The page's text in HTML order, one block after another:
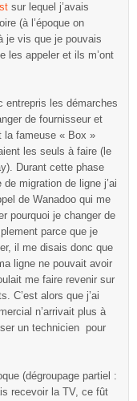
sur lequel j’avais
(à l’époque on
je vis que je pouvais
les appeler et ils m’ont
entrepris les démarches
de fournisseur et
la fameuse « Box »
les seuls à faire (le
Durant cette phase
de migration de ligne j’ai
de Wanadoo qui me
pourquoi je changer de
parce que je
il me disais donc que
ligne ne pouvait avoir
me faire revenir sur
C’est alors que j’ai
n’arrivait plus à
un technicien pour
(dégroupage partiel :
recevoir la TV, ce fût